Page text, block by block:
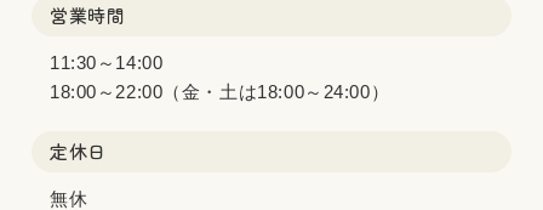
営業時間
11:30～14:00
18:00～22:00（金・土は18:00～24:00）
定休日
無休